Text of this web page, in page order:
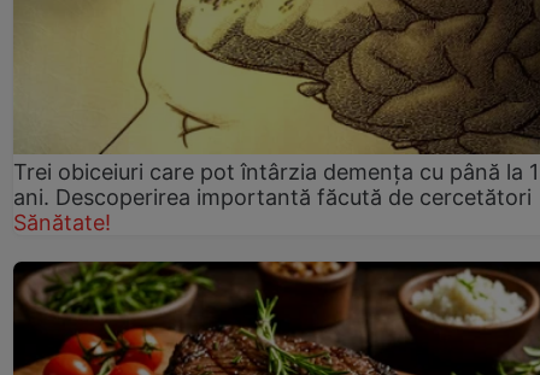
Trei obiceiuri care pot întârzia demența cu până la
ani. Descoperirea importantă făcută de cercetători
Sănătate!